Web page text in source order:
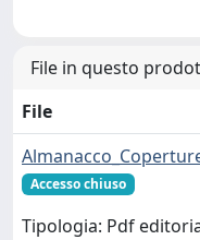
File in questo
File
Accesso chiuso
Tipologia: Pdf